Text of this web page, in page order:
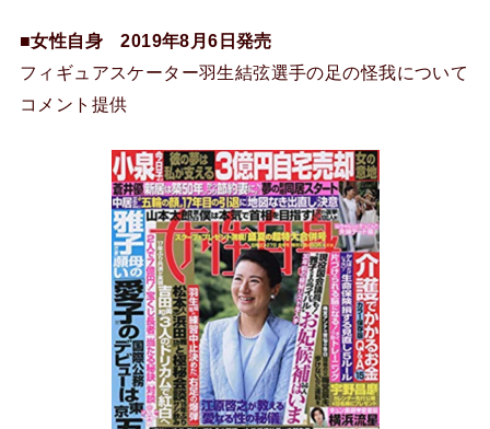
■女性自身 2019年8月6日発売
フィギュアスケーター羽生結弦選手の足の怪我について
コメント提供